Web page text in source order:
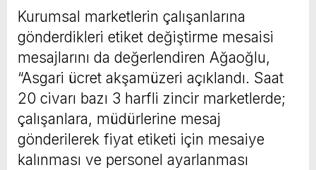
Kurumsal marketlerin çalışanlarına
gönderdikleri etiket değiştirme mesaisi
mesajlarını da değerlendiren Ağaoğlu,
“Asgari ücret akşamüzeri açıklandı. Saat
20 civarı bazı 3 harfli zincir marketlerde;
çalışanlara, müdürlerine mesaj
gönderilerek fiyat etiketi için mesaiye
kalınması ve personel ayarlanması